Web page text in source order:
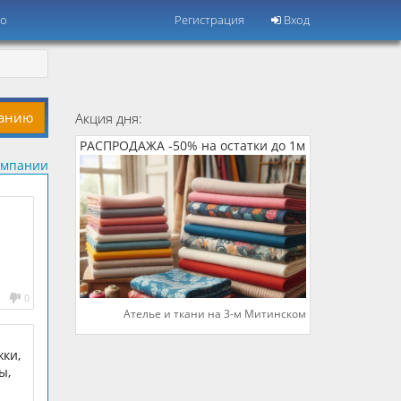
Регистрация Вход
0
Акция дня:
РАСПРОДАЖА -50% на остатки до 1м
Ателье и ткани на 3-м Митинском